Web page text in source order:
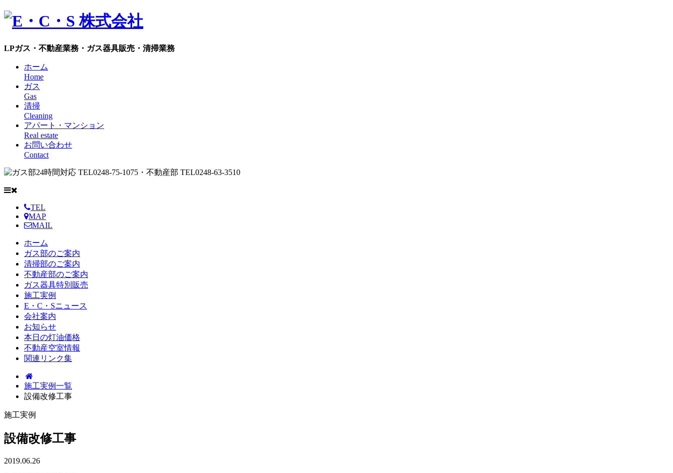
LPガス・不動産業務・ガス器具販売・清掃業務
ホーム
Home
ガス
Gas
清掃
Cleaning
アパート・マンション
Real estate
お問い合わせ
Contact
TEL
MAP
MAIL
ホーム
ガス部のご案内
清掃部のご案内
不動産部のご案内
ガス器具特別販売
施工実例
E・C・Sニュース
会社案内
お知らせ
本日の灯油価格
不動産空室情報
関連リンク集
施工実例一覧
設備改修工事
施工実例
設備改修工事
2019.06.26